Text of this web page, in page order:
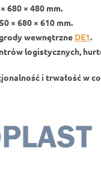
680 × 480 mm.
× 680 × 610 mm.
wewnętrzne DE1.
logistycznych,
i trwałość w